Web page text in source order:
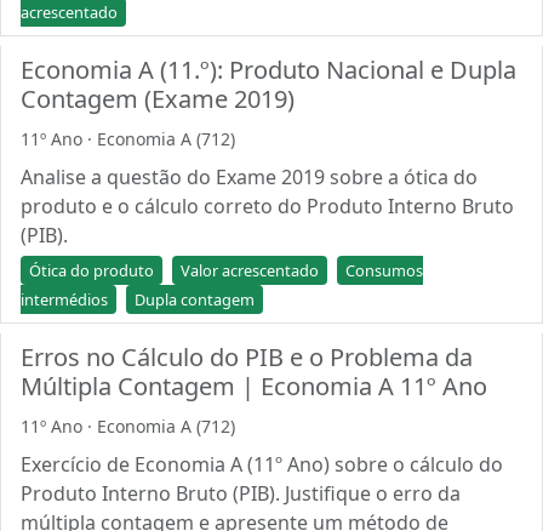
acrescentado
Economia A (11.º): Produto Nacional e Dupla
Contagem (Exame 2019)
11º Ano · Economia A (712)
Analise a questão do Exame 2019 sobre a ótica do
produto e o cálculo correto do Produto Interno Bruto
(PIB).
Ótica do produto Valor acrescentado
Consumos
intermédios
Dupla contagem
Erros no Cálculo do PIB e o Problema da
Múltipla Contagem | Economia A 11º Ano
11º Ano · Economia A (712)
Exercício de Economia A (11º Ano) sobre o cálculo do
Produto Interno Bruto (PIB). Justifique o erro da
múltipla contagem e apresente um método de